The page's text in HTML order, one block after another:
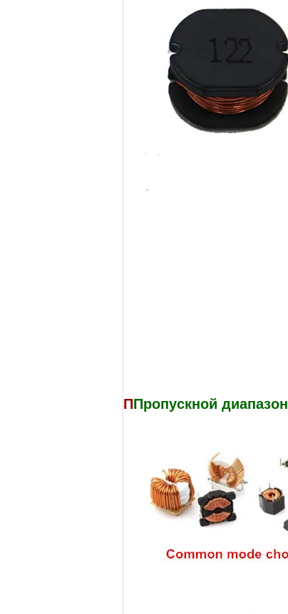
ППропускной диапазон